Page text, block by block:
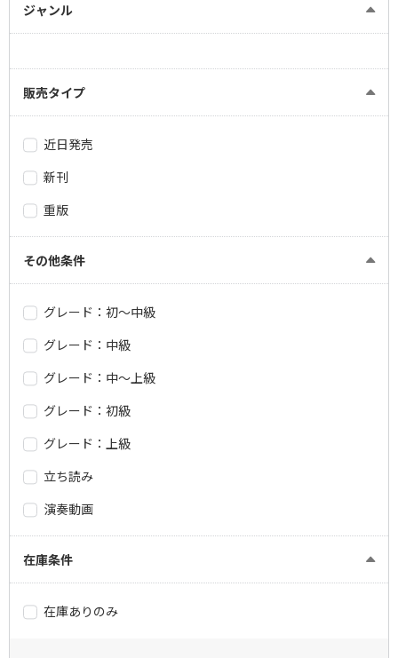
ジャンル
販売タイプ
近日発売
新刊
重版
その他条件
グレード：初～中級
グレード：中級
グレード：中～上級
グレード：初級
グレード：上級
立ち読み
演奏動画
在庫条件
在庫ありのみ